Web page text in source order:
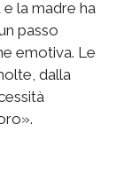
la madre ha
passo
emotiva. Le
dalla